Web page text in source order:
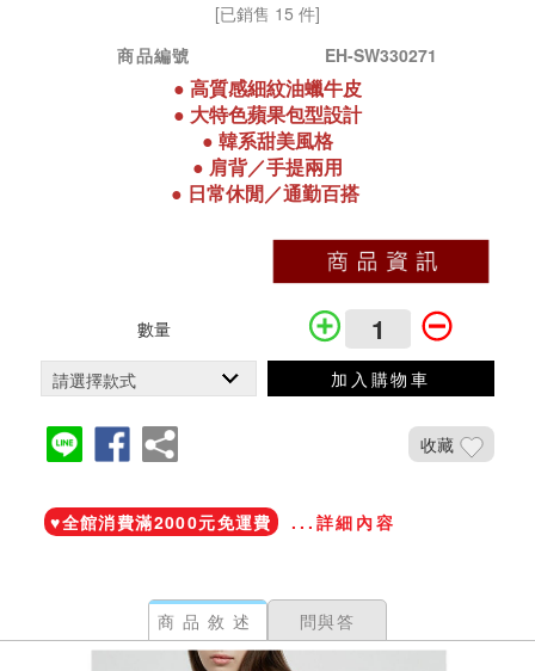
[已銷售 15 件]
商品編號
EH-SW330271
● 高質感細紋油蠟牛皮
● 大特色蘋果包型設計
● 韓系甜美風格
● 肩背／手提兩用
● 日常休閒／通勤百搭
數量
加入購物車
收藏
♥️全館消費滿2000元免運費 ...詳細內容
商品敘述 問與答